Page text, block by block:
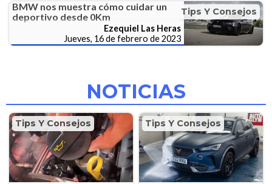
Tips Y Consejos
BMW nos muestra cómo cuidar un
deportivo desde 0Km
Ezequiel Las Heras
Jueves, 16 de febrero de 2023
NOTICIAS
Tips Y Consejos Tips Y Consejos